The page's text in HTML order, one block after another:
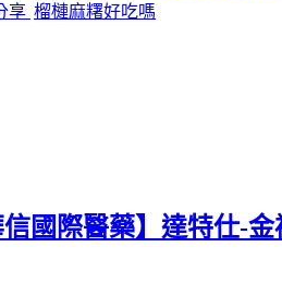
享 榴槤麻糬好吃嗎
國際醫藥】達特仕-